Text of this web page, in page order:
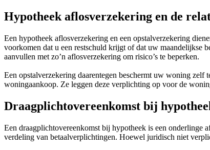
Hypotheek aflosverzekering en de
Een hypotheek aflosverzekering en een opstalverzekering
voorkomen dat u een restschuld krijgt of dat uw maandelijkse
aanvullen met zo’n aflosverzekering om risico’s te beperken.
Een opstalverzekering daarentegen beschermt uw woning zelf
woningaankoop. Ze leggen deze verplichting op voor de
Draagplichtovereenkomst bij
Een draagplichtovereenkomst bij hypotheek is een onderlinge
verdeling van betaalverplichtingen. Hoewel juridisch niet